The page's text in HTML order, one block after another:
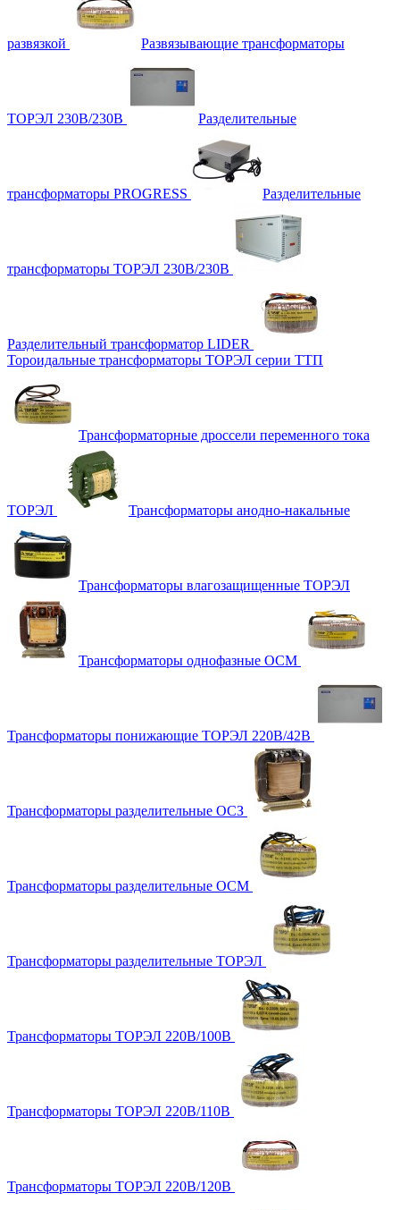
развязкой Развязывающие трансформаторы
ТОРЭЛ 230В/230В Разделительные
трансформаторы PROGRESS Разделительные
трансформаторы ТОРЭЛ 230В/230В
Разделительный трансформатор LIDER
Тороидальные трансформаторы ТОРЭЛ серии ТТП
Трансформаторные дроссели переменного тока
ТОРЭЛ Трансформаторы анодно-накальные
Трансформаторы влагозащищенные ТОРЭЛ
Трансформаторы однофазные ОСМ
Трансформаторы понижающие ТОРЭЛ 220В/42В
Трансформаторы разделительные ОСЗ
Трансформаторы разделительные ОСМ
Трансформаторы разделительные ТОРЭЛ
Трансформаторы ТОРЭЛ 220В/100В
Трансформаторы ТОРЭЛ 220В/110В
Трансформаторы ТОРЭЛ 220В/120В